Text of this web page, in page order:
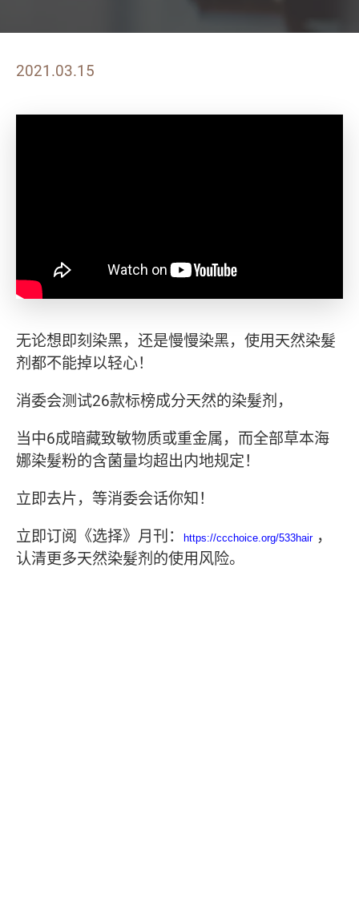
2021.03.15
无论想即刻染黑，还是慢慢染黑，使用天然染髮
剂都不能掉以轻心！
消委会测试26款标榜成分天然的染髮剂，
当中6成暗藏致敏物质或重金属，而全部草本海
娜染髮粉的含菌量均超出内地规定！
立即去片，等消委会话你知！
立即订阅《选择》月刊：
https://ccchoice.org/533hair，
认清更多天然染髮剂的使用风险。